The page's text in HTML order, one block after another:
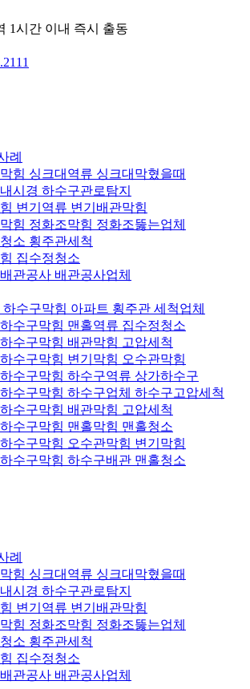
1시간 이내 즉시 출동
례
힘 싱크대역류 싱크대막혔을때
시경 하수구관로탐지
변기역류 변기배관막힘
힘 정화조막힘 정화조뚫는업체
소 횡주관세척
집수정청소
관공사 배관공사업체
하수구막힘 아파트 횡주관 세척업체
수구막힘 맨홀역류 집수정청소
수구막힘 배관막힘 고압세척
수구막힘 변기막힘 오수관막힘
수구막힘 하수구역류 상가하수구
수구막힘 하수구업체 하수구고압세척
수구막힘 배관막힘 고압세척
수구막힘 맨홀막힘 맨홀청소
수구막힘 오수관막힘 변기막힘
수구막힘 하수구배관 맨홀청소
례
힘 싱크대역류 싱크대막혔을때
시경 하수구관로탐지
변기역류 변기배관막힘
힘 정화조막힘 정화조뚫는업체
소 횡주관세척
집수정청소
관공사 배관공사업체